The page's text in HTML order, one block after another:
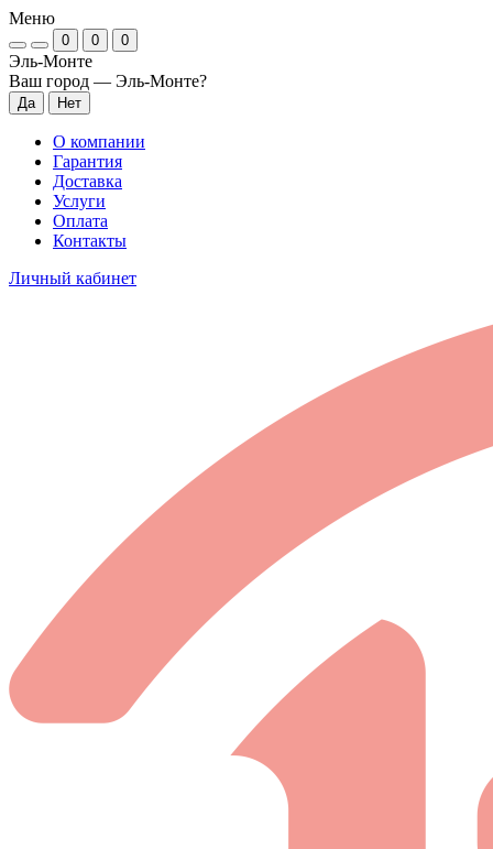
Меню
0 0 0
Эль-Монте
Ваш город — Эль-Монте?
О компании
Гарантия
Доставка
Услуги
Оплата
Контакты
Личный кабинет